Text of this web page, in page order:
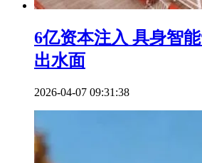
6亿资本注入 具身智
出水面
2026-04-07 09:31:38